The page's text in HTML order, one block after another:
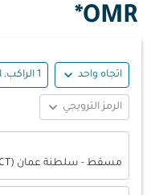
OMR*
اتجاه واحد expand_more 1 الراكب, الدرجة السياحية
الرمز الترويجي expand_more
مسقط - سلطنة عمان (MCT)